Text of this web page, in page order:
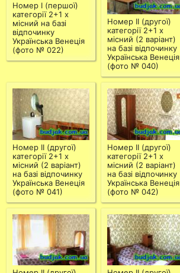
Номер І (першої)
категорії 2+1 х
місний на базі
відпочинку
Українська Венеція
(фото № 022)
Номер ІІ (другої)
категорії 2+1 х
місний (2 варіант)
на базі відпочинку
Українська Венеція
(фото № 040)
Номер ІІ (другої)
категорії 2+1 х
місний (2 варіант)
на базі відпочинку
Українська Венеція
(фото № 041)
Номер ІІ (другої)
категорії 2+1 х
місний (2 варіант)
на базі відпочинку
Українська Венеція
(фото № 042)